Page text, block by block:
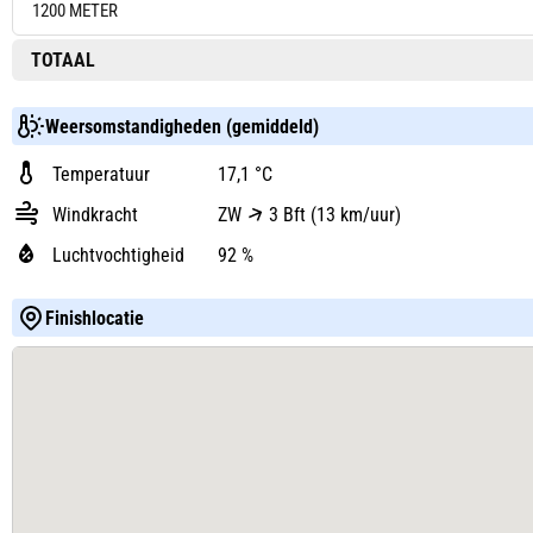
1200 METER
TOTAAL
Weersomstandigheden (gemiddeld)
Temperatuur
17,1 °C
Windkracht
ZW
3 Bft (13 km/uur)
Luchtvochtigheid
92 %
Finishlocatie